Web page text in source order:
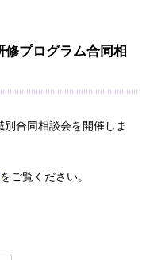
修プログラム合同相
合同相談会を開催しま
をご覧ください。